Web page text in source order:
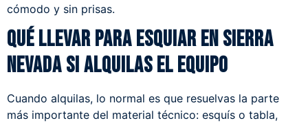
cómodo y sin prisas.
Qué llevar para esquiar en Sierra
Nevada si alquilas el equipo
Cuando alquilas, lo normal es que resuelvas la parte
más importante del material técnico: esquís o tabla,